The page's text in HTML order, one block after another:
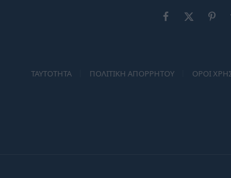
Facebook
X
TAYTOTHTA ΠΟΛΙΤΙΚΗ ΑΠΟΡΡΗΤΟΥ ΟΡΟΙ